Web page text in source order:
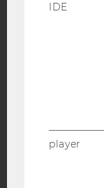
IDE
player